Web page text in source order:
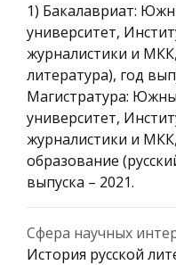
1) Бакалавриат:
университет,
журналистики и
литература), год
Магистратура:
университет,
журналистики и
образование
выпуска – 2021.
Сфера научных
История русской